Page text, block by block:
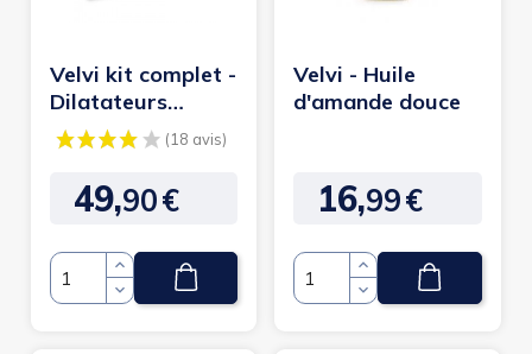
Velvi kit complet -
Dilatateurs
vaginaux
(18 avis)
Prix
49,90€
Quantité
Velvi - Huile
d'amande douce
Prix
16,99€
Quantité